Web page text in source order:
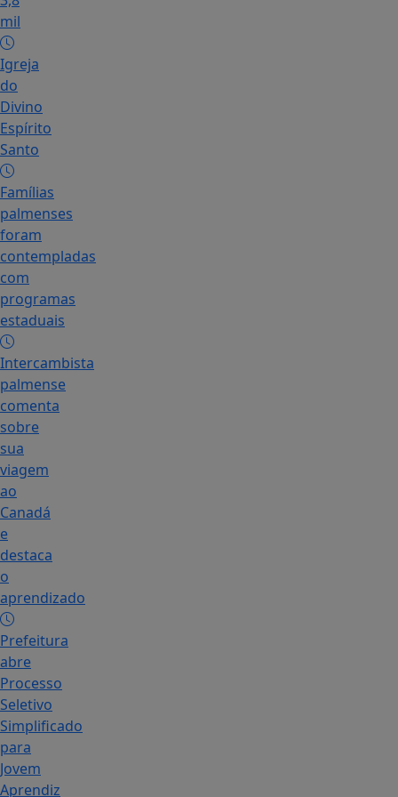
mil
Igreja
do
Divino
Espírito
Santo
Famílias
palmenses
foram
contempladas
com
programas
estaduais
Intercambista
palmense
comenta
sobre
sua
viagem
ao
Canadá
e
destaca
o
aprendizado
Prefeitura
abre
Processo
Seletivo
Simplificado
para
Jovem
Aprendiz